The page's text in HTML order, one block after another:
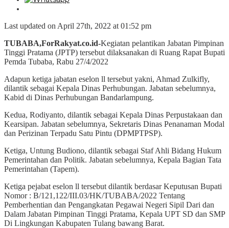
Last updated on April 27th, 2022 at 01:52 pm
TUBABA,ForRakyat.co.id-Kegiatan pelantikan Jabatan Pimpinan
Tinggi Pratama (JPTP) tersebut dilaksanakan di Ruang Rapat Bupati
Pemda Tubaba, Rabu 27/4/2022
Adapun ketiga jabatan eselon ll tersebut yakni, Ahmad Zulkifly,
dilantik sebagai Kepala Dinas Perhubungan. Jabatan sebelumnya,
Kabid di Dinas Perhubungan Bandarlampung.
Kedua, Rodiyanto, dilantik sebagai Kepala Dinas Perpustakaan dan
Kearsipan. Jabatan sebelumnya, Sekretaris Dinas Penanaman Modal
dan Perizinan Terpadu Satu Pintu (DPMPTPSP).
Ketiga, Untung Budiono, dilantik sebagai Staf Ahli Bidang Hukum
Pemerintahan dan Politik. Jabatan sebelumnya, Kepala Bagian Tata
Pemerintahan (Tapem).
Ketiga pejabat eselon ll tersebut dilantik berdasar Keputusan Bupati
Nomor : B/121,122/III.03/HK/TUBABA/2022 Tentang
Pemberhentian dan Pengangkatan Pegawai Negeri Sipil Dari dan
Dalam Jabatan Pimpinan Tinggi Pratama, Kepala UPT SD dan SMP
Di Lingkungan Kabupaten Tulang bawang Barat.